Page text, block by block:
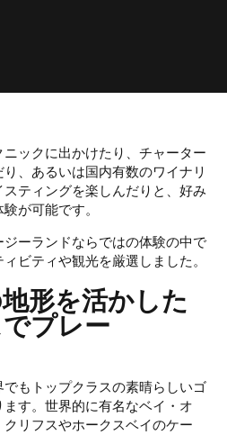
ックに出かけたり、チャーター
、あるいは国内有数のワイナリ
ティングを楽しんだりと、好み
が可能です。
ーランドならではの体験の中で
ビティや観光を厳選しました。
形を活かした
プレー
もトップクラスの素晴らしいゴ
す。世界的に有名なベイ・オ
リフスやホークスベイのケー